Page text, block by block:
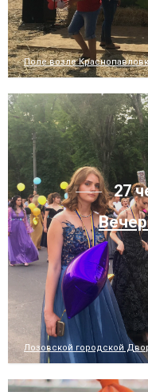
Поле возле
27
Лозовской городской